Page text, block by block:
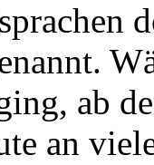
ab
an